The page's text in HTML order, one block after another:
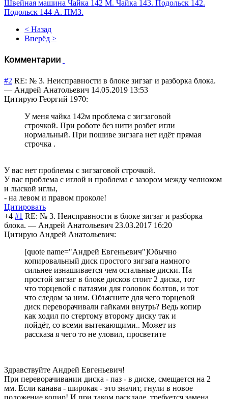
Швейная машина Чайка 142 М. Чайка 143. Подольск 142.
Подольск 144 А. ПМЗ.
< Назад
Вперёд >
Комментарии
#2 RE: № 3. Неисправности в блоке зигзаг и разборка блока.
— Андрей Анатольевич 14.05.2019 13:53
Цитирую Георгий 1970:
У меня чайка 142м проблема с зигзаговой
строчкой. При роботе без нити розбег игли
нормальный. При пошиве зигзага нет идёт прямая
строчка .
У вас нет проблемы с зигзаговой строчкой.
У вас проблема с иглой и проблема с зазором между челноком
и лыской иглы,
- на левом и правом проколе!
Цитировать
+4 #1 RE: № 3. Неисправности в блоке зигзаг и разборка
блока. — Андрей Анатольевич 23.03.2017 16:20
Цитирую Андрей Анатольевич:
[quote name="Андрей Евгеньевич"]Обычно
копировальный диск простого зигзага намного
сильнее изнашивается чем остальные диски. На
простой зигзаг в блоке дисков стоит 2 диска, тот
что торцевой с патаями для головок болтов, и тот
что следом за ним. Объясните для чего торцевой
диск переворачивали гайками внутрь? Ведь копир
как ходил по стертому второму диску так и
пойдёт, со всеми вытекающими.. Может из
рассказа я чего то не уловил, просветите
Здравствуйте Андрей Евгеньевич!
При переворачивании диска - паз - в диске, смещается на 2
мм. Если канава - широкая - это значит, гнули в новое
положение копир! И при таком раскладе, требуется замена